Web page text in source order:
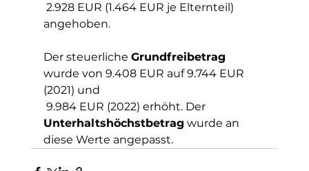
angehoben.
Der steuerliche Grundfreibetrag
wurde von 9.408 EUR auf 9.744 EUR
(2021) und
9.984 EUR (2022) erhöht. Der
Unterhaltshöchstbetrag wurde an
diese Werte angepasst.